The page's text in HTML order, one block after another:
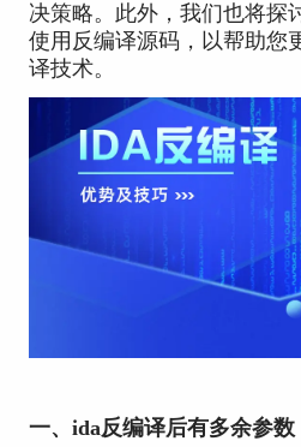
决策略。此外，我们也将探
使用反编译源码，以帮助您
译技术。
一、ida反编译后有多余参数